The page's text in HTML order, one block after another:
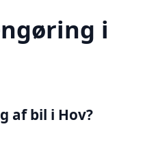
i
af bil i Hov?